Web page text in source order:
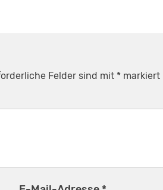
Felder sind mit * markiert